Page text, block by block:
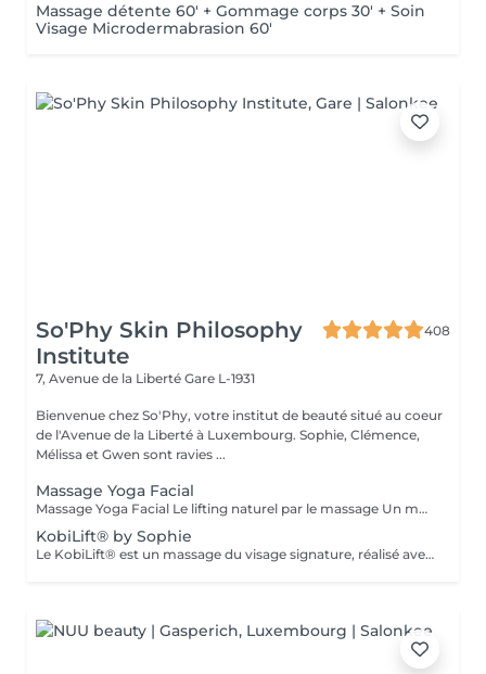
Massage détente 60' + Gommage corps 30' + Soin
Visage Microdermabrasion 60'
So'Phy Skin Philosophy
Institute
408
7, Avenue de la Liberté Gare L-1931
Bienvenue chez So'Phy, votre institut de beauté situé au coeur
de l'Avenue de la Liberté à Luxembourg. Sophie, Clémence,
Mélissa et Gwen sont ravies ...
Massage Yoga Facial
Massage Yoga Facial Le lifting naturel par le massage Un massage du visage dynamique et profond qui stimule les muscles et relance les circulations pour redessiner les contours du visage. Grâce à des manuvres expertes et à l'utilisation d'outils spécifiques comme le Gua Sha et les Mushrooms, ce soin agit à la fois sur la tonicité de la peau et la détente des tensions faciales. Il permet de lisser les traits, d'illuminer le teint et de révéler un visage plus reposé et naturellement sculpté. Un soin idéal pour celles et ceux qui recherchent un effet visible, tout en profitant d'un moment de relâchement profond. Comme chaque soin chez So'Phy, le massage est adapté en fonction des besoins de votre peau et des tensions observées.
KobiLift® by Sophie
Le KobiLift® est un massage du visage signature, réalisé avec une gestuelle précise et rythmée visant à stimuler les muscles, relancer les circulations et libérer les tensions. Il agit en profondeur pour redessiner les contours du visage, lisser les traits et raviver l'éclat de la peau, tout en procurant un effet liftant naturel. Le KobiLift est proposé seul, pour un effet immédiat, ou intégré dans un soin du visage complet afin d'en renforcer les résultats et d'améliorer la qualité de la peau. À la fois tonique et relaxant, ce soin offre un véritable moment de lâcher-prise tout en apportant des résultats visibles. Idéal pour celles et ceux qui recherchent un visage plus lisse, plus lumineux et naturellement raffermi.